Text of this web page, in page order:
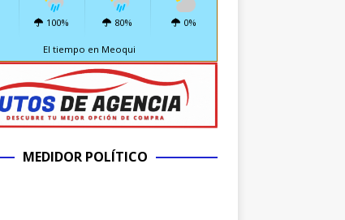
100% 80% 0%
El tiempo en Meoqui
MEDIDOR POLÍTICO